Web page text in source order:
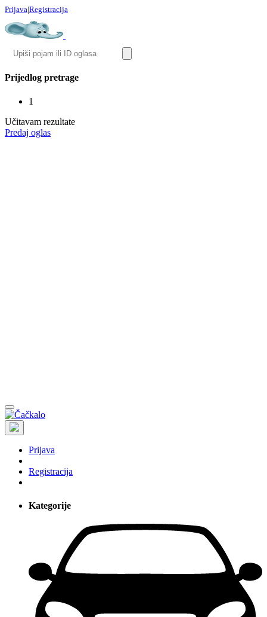
Prijava|Registracija
Prijedlog pretrage
1
Učitavam rezultate
Predaj oglas
Prijava
Registracija
Kategorije